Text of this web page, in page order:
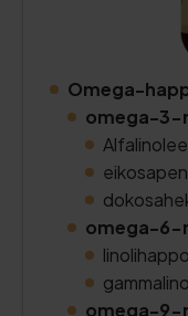
Omega-
omega-3-
omega-6-
omega-9-